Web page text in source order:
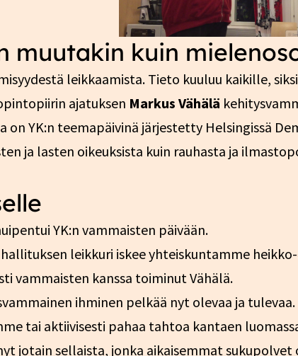
muutakin kuin
leikkaamista. Tieto kuuluu kaikille,
ajatuksen Markus Vähälä
on YK:n teemapäivinä järjestetty Helsingissä
ja lasten oikeuksista kuin rauhasta ja
YK:n vammaisten päivään.
leikkuri iskee yhteiskuntamme
vammaisten kanssa toiminut Vähälä.
ihminen pelkää nyt olevaa ja
tai aktiivisesti pahaa tahtoa kantaen
jotain sellaista, jonka aikaisemmat